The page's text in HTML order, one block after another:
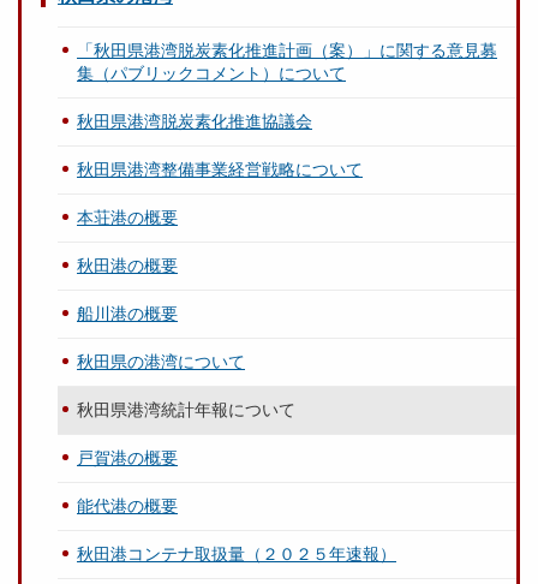
「秋田県港湾脱炭素化推進計画（案）」に関する意見募
集（パブリックコメント）について
秋田県港湾脱炭素化推進協議会
秋田県港湾整備事業経営戦略について
本荘港の概要
秋田港の概要
船川港の概要
秋田県の港湾について
秋田県港湾統計年報について
戸賀港の概要
能代港の概要
秋田港コンテナ取扱量（２０２５年速報）